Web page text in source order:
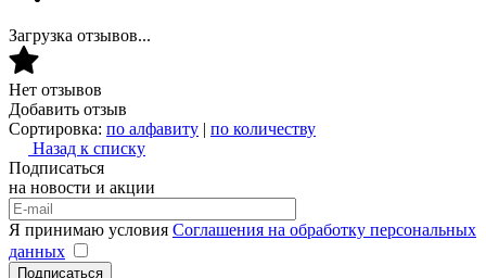
Загрузка отзывов...
Нет отзывов
Добавить отзыв
Сортировка: по алфавиту | по количеству
Назад к списку
Подписаться
на новости и акции
Я принимаю условия Соглашения на обработку персональных
данных
Подписаться